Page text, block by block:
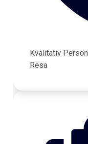
Kvalitativ
Resa